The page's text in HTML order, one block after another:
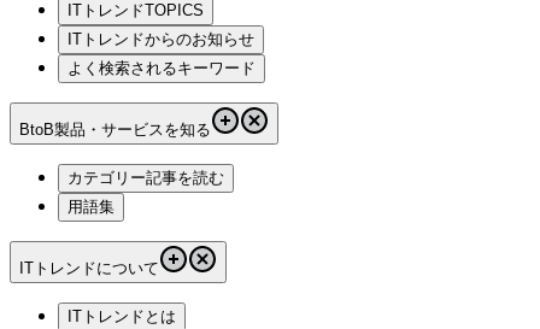
ITトレンドTOPICS
ITトレンドからのお知らせ
よく検索されるキーワード
BtoB製品・サービスを知る
カテゴリー記事を読む
用語集
ITトレンドについて
ITトレンドとは